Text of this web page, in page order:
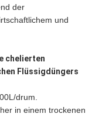
der
und
chelierten
Flüssigdüngers
drum.
in einem trockenen